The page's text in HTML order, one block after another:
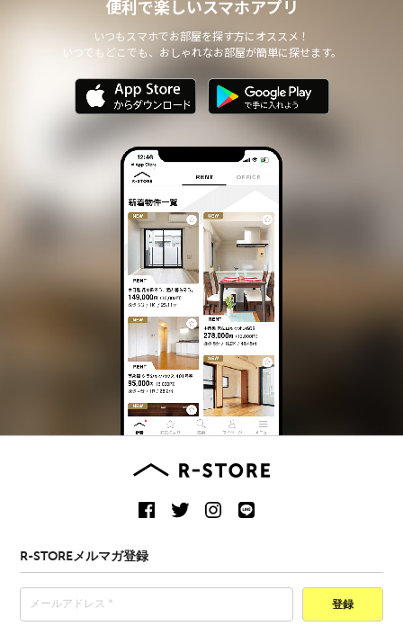
便利で楽しいスマホアプリ
いつもスマホでお部屋を探す方にオススメ！
いつでもどこでも、おしゃれなお部屋が簡単に探せます。
R-STOREメルマガ登録
登録